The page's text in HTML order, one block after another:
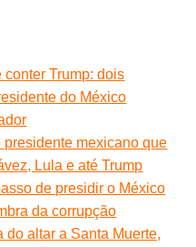
conter Trump: dois
do México
presidente mexicano que
Lula e até Trump
de presidir o México
da corrupção
do altar a Santa Muerte,